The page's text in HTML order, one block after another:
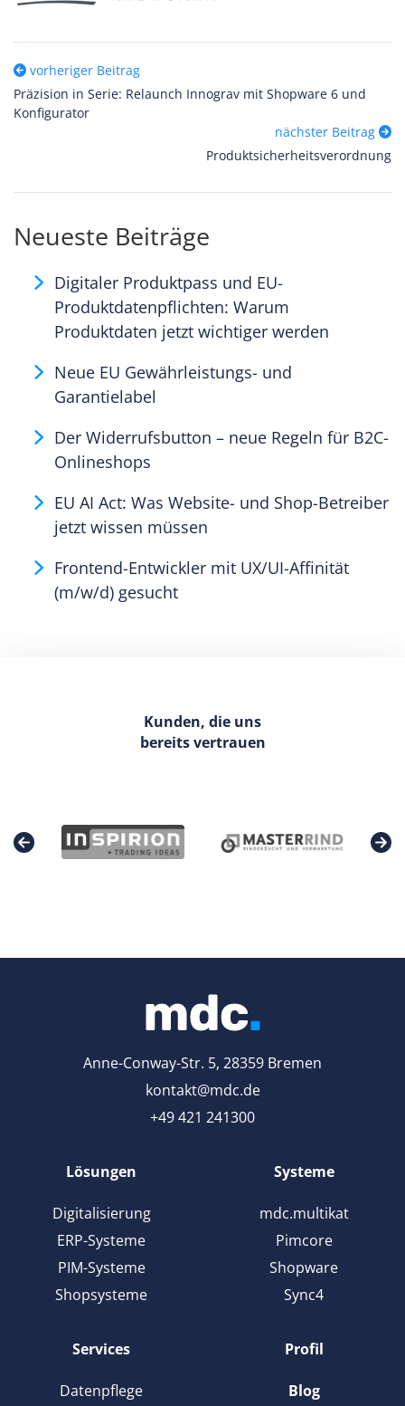
vorheriger Beitrag
Präzision in Serie: Relaunch Innograv mit Shopware 6 und
Konfigurator
nächster Beitrag
Produktsicherheitsverordnung
Neueste Beiträge
Digitaler Produktpass und EU-
Produktdatenpflichten: Warum
Produktdaten jetzt wichtiger werden
Neue EU Gewährleistungs- und
Garantielabel
Der Widerrufsbutton – neue Regeln für B2C-
Onlineshops
EU AI Act: Was Website- und Shop-Betreiber
jetzt wissen müssen
Frontend-Entwickler mit UX/UI-Affinität
(m/w/d) gesucht
Kunden, die uns
bereits vertrauen
Anne-Conway-Str. 5, 28359 Bremen
kontakt@mdc.de
+49 421 241300
Lösungen
Digitalisierung
ERP-Systeme
PIM-Systeme
Shopsysteme
Systeme
mdc.multikat
Pimcore
Shopware
Sync4
Services
Datenpflege
Profil
Blog